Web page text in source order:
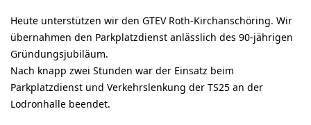
Heute unterstützen wir den GTEV Roth-Kirchanschöring. Wir
übernahmen den Parkplatzdienst anlässlich des 90-jährigen
Gründungsjubiläum.
Nach knapp zwei Stunden war der Einsatz beim
Parkplatzdienst und Verkehrslenkung der TS25 an der
Lodronhalle beendet.